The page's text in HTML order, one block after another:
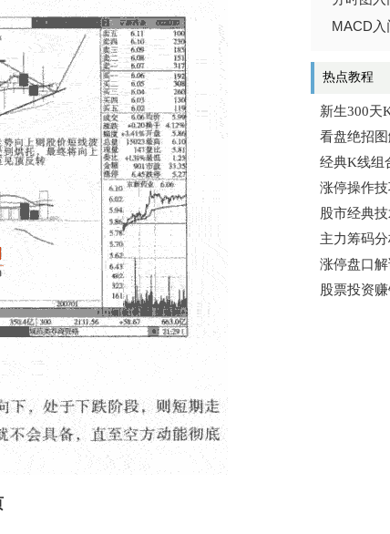
MACD
热点教程
新生300天
看盘绝招
经典K线组
涨停操作
股市经典
主力筹码
涨停盘口
股票投资